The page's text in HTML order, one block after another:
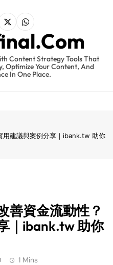
Content Strategy Tools That
Optimize Your Content, And
In One Place.
用建議與案例分享｜ibank.tw 助你
善資金流動性？
｜ibank.tw 助你
1 Mins